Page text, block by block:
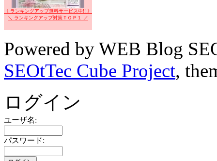
《 ランキングアップ無料サービス中!! 》
＼ ランキングアップ対策ＴＯＰ１ ／
Powered by WEB Blog
SEOtTec Cube Project,
ログイン
ユーザ名:
パスワード: